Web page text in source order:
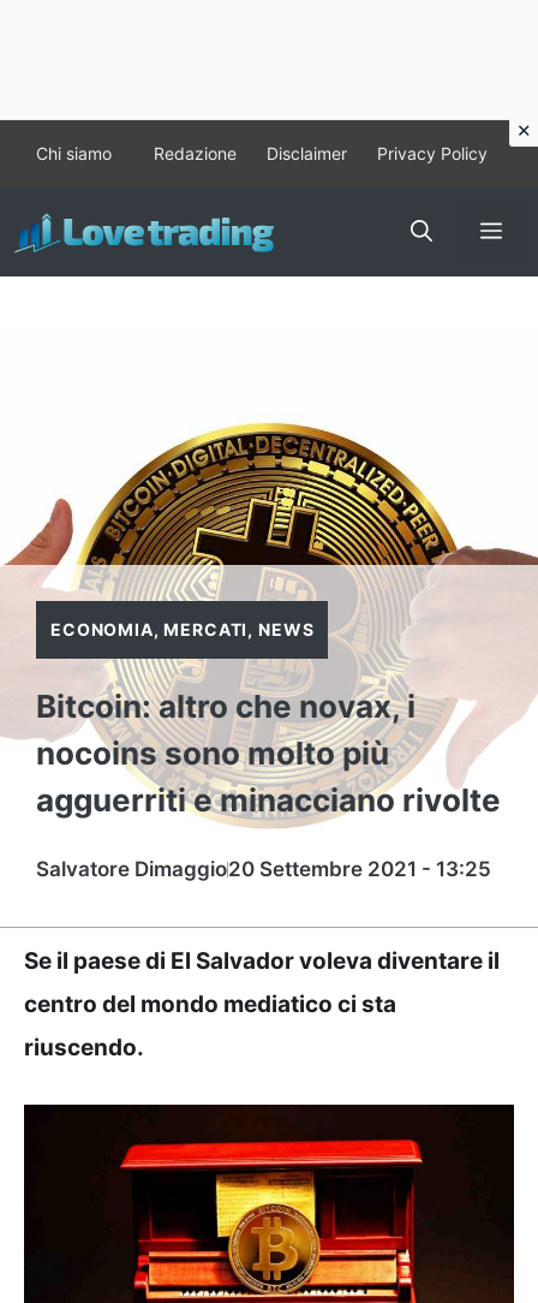
contenuto
Chi siamo Redazione Disclaimer Privacy Policy
ECONOMIA,MERCATI, NEWS
Bitcoin: altro che novax, i
nocoins sono molto più
agguerriti e minacciano rivolte
Salvatore Dimaggio20 Settembre 2021 - 13:25
Se il paese di El Salvador voleva diventare il
centro del mondo mediatico ci sta
riuscendo.